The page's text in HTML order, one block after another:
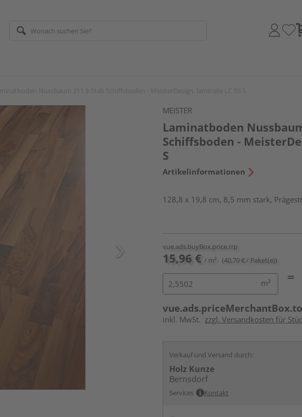
MEISTER
Laminatboden
Schiffsboden -
S
Artikelinformationen
128,8 x 19,8 cm, 8,5 mm stark,
vue.ads.buyBox.price.rrp
15,96 € / m² (40,70 € / Paket(e))
m²
inkl. MwSt. zzgl. Versandkosten für
Verkauf und Versand durch:
Holz Kunze
Bernsdorf
Services Kontakt